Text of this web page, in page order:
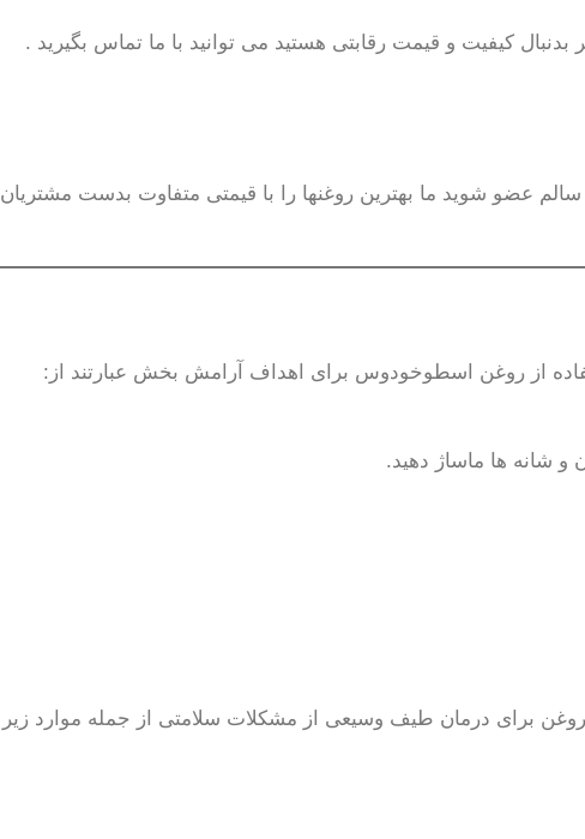
کیفیت و قیمت رقابتی هستید می توانید با ما تماس بگیرید .
عضو شوید ما بهترین روغنها را با قیمتی متفاوت بدست مشتریان
از روغن اسطوخودوس برای اهداف آرامش بخش عبارتند از:
شانه ها ماساژ دهید.
برای درمان طیف وسیعی از مشکلات سلامتی از جمله موارد زیر